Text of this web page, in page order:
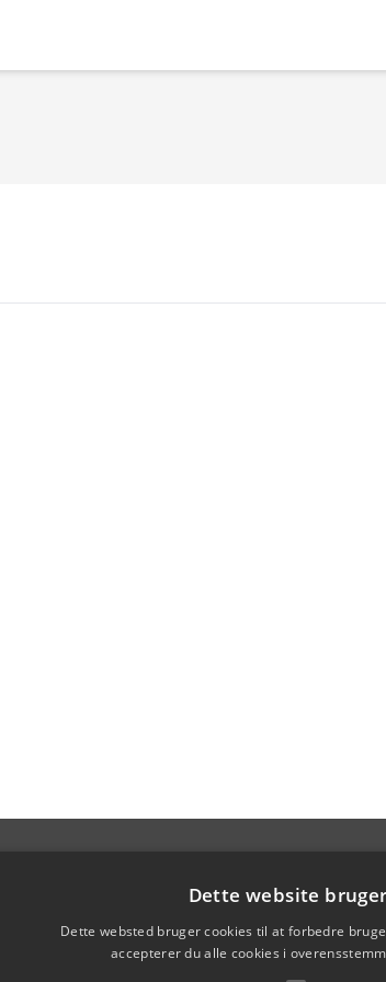
Dette website
Dette websted bruger cookies til at forbedre
accepterer du alle cookies i